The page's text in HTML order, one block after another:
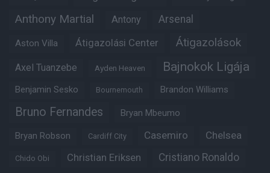
Anthony Martial Antony Arsenal
Aston Villa Átigazolási Center Átigazolások
Axel Tuanzebe Ayden Heaven Bajnokok Ligája
Benjamin Sesko Bournemouth Brandon Williams
Bruno Fernandes Bryan Mbeumo
Bryan Robson Cardiff City Casemiro Chelsea
Chido Obi Christian Eriksen Cristiano Ronaldo